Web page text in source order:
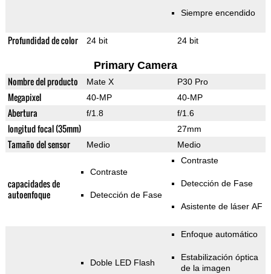
Siempre encendido
Profundidad de color 24 bit 24 bit
Primary Camera
Nombre del producto Mate X P30 Pro
Megapixel 40-MP 40-MP
Abertura f/1.8 f/1.6
longitud focal (35mm) 27mm
Tamaño del sensor Medio Medio
capacidades de
autoenfoque
Contraste
Detección de Fase
Contraste
Detección de Fase
Asistente de láser AF
Doble LED Flash
Enfoque automático
Estabilización óptica
de la imagen